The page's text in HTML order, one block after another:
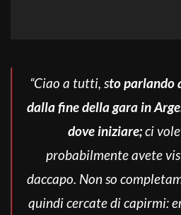
“Ciao a tutti, sto parlando
dalla fine della gara in
dove iniziare;ci
probabilmente avete
daccapo. Non so
quindi cercate di capirmi: